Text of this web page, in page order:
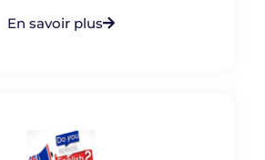
En savoir plus